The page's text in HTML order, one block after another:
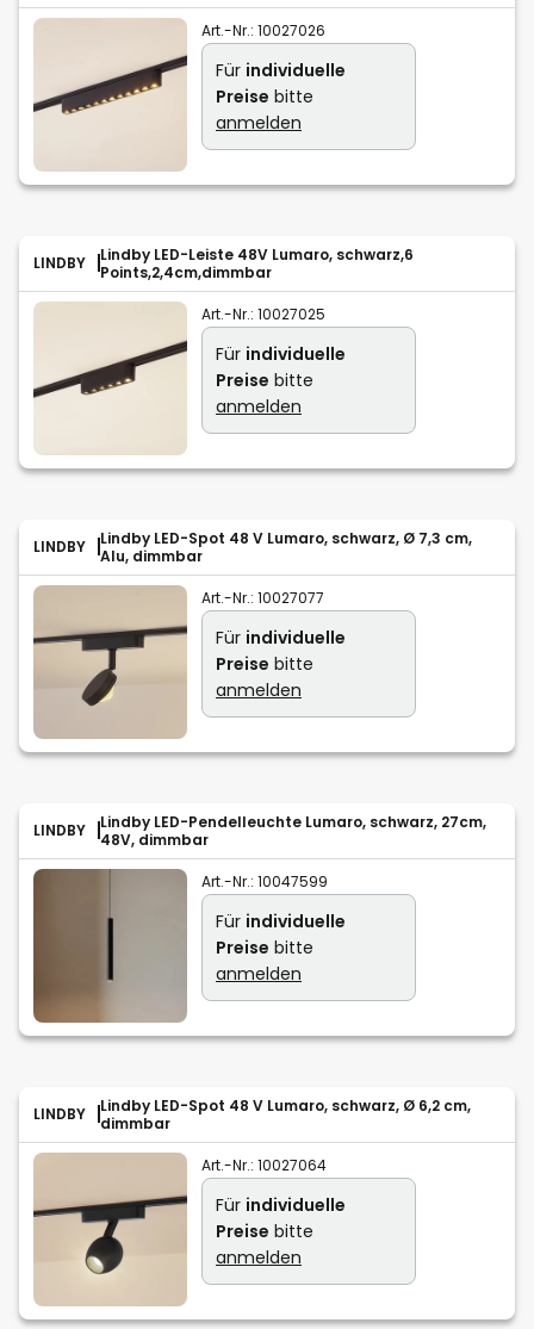
Art.-Nr.: 10027026
Für individuelle
Preise bitte
anmelden
LINDBY
Lindby LED-Leiste 48V Lumaro, schwarz,6
Points,2,4cm,dimmbar
Art.-Nr.: 10027025
Für individuelle
Preise bitte
anmelden
LINDBY
Lindby LED-Spot 48 V Lumaro, schwarz, Ø 7,3 cm,
Alu, dimmbar
Art.-Nr.: 10027077
Für individuelle
Preise bitte
anmelden
LINDBY
Lindby LED-Pendelleuchte Lumaro, schwarz, 27cm,
48V, dimmbar
Art.-Nr.: 10047599
Für individuelle
Preise bitte
anmelden
LINDBY
Lindby LED-Spot 48 V Lumaro, schwarz, Ø 6,2 cm,
dimmbar
Art.-Nr.: 10027064
Für individuelle
Preise bitte
anmelden